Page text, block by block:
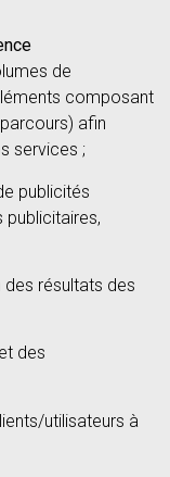
de
composant
afin
services ;
publicités
résultats des
des
utilisateurs à